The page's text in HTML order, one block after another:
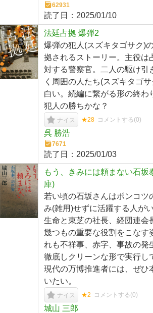
62931
読了日： 2025/01/10
法廷占拠 爆弾2
爆弾の犯人(スズキタゴサク)
拠されるストーリー。主役は
対する警察官。二人の駆け引
く周囲の人たち(スズキタゴ
白い。続編に繋がる形の終わ
犯人の勝ちかな？
ナイス ★28 コメントする(0)
呉 勝浩
7671
読了日： 2025/01/03
もう、きみには頼まない石坂
庫)
若い頃の石坂さんはポンコツ
み(雑用)せずに活躍する人が
生命と東芝の社長、経団連会
幾つもの重要な役割をこなす
れも不祥事、赤字、事故の発
徹底しクリーンな形で実行し
現代の万博推進者には、ぜひ
いたい。
ナイス ★2 コメントする(0)
城山 三郎